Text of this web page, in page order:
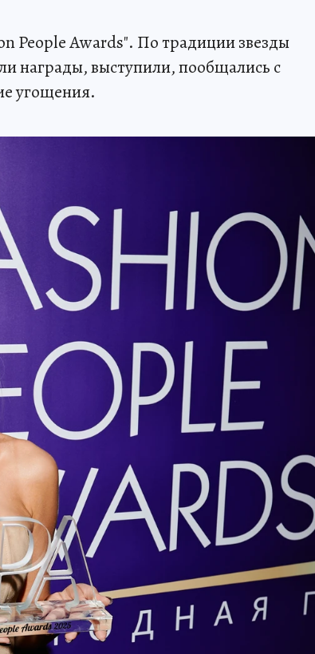
People Awards". По традиции звезды
награды, выступили, пообщались с
угощения.